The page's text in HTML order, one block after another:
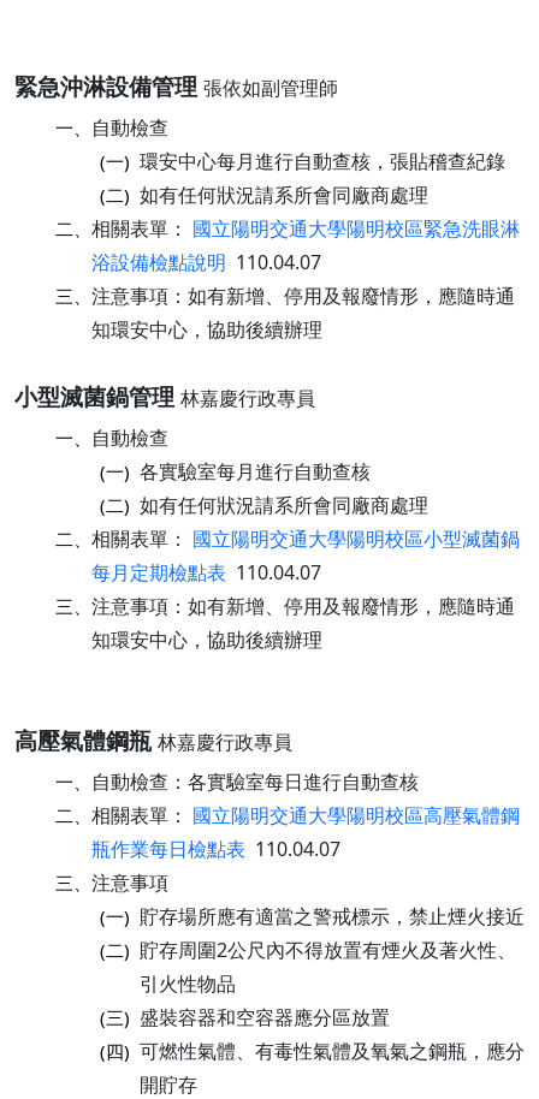
緊急沖淋設備管理 張依如副管理師
一、 自動檢查
(一) 環安中心每月進行自動查核，張貼稽查紀錄
(二) 如有任何狀況請系所會同廠商處理
二、 相關表單： 國立陽明交通大學陽明校區緊急洗眼淋
浴設備檢點說明 110.04.07
三、 注意事項：如有新增、停用及報廢情形，應隨時通
知環安中心，協助後續辦理
小型滅菌鍋管理 林嘉慶行政專員
一、 自動檢查
(一) 各實驗室每月進行自動查核
(二) 如有任何狀況請系所會同廠商處理
二、 相關表單： 國立陽明交通大學陽明校區小型滅菌鍋
每月定期檢點表 110.04.07
三、 注意事項：如有新增、停用及報廢情形，應隨時通
知環安中心，協助後續辦理
高壓氣體鋼瓶林嘉慶行政專員
一、 自動檢查：各實驗室每日進行自動查核
二、 相關表單： 國立陽明交通大學陽明校區高壓氣體鋼
瓶作業每日檢點表 110.04.07
三、 注意事項
(一) 貯存場所應有適當之警戒標示，禁止煙火接近
(二) 貯存周圍2公尺內不得放置有煙火及著火性、
引火性物品
(三) 盛裝容器和空容器應分區放置
(四) 可燃性氣體、有毒性氣體及氧氣之鋼瓶，應分
開貯存